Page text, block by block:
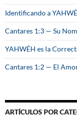
Identificando a
Cantares 1:3 — Su
Cantares 1:2 — El
ARTÍCULOS POR